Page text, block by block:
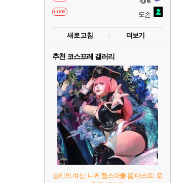
LIVE 도손
새로고침 더보기
추천 코스프레 갤러리
승리의 여신: 니케 팀스파클-륨 마스트: 로